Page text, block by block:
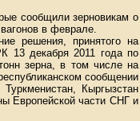
сообщили зерновикам о
в феврале.
решения, принятого на
13 декабря 2011 года по
зерна, в том числе на
сообщении
Кыргызстан
Европейской части СНГ и